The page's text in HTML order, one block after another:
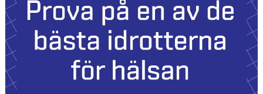
KONTAKT
TRÄNING